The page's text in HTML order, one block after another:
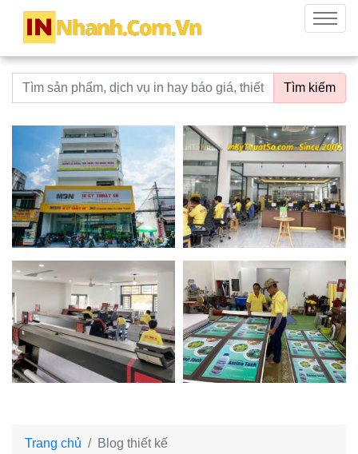
innhanh.com.vn
Menu
Từ khoá tìm kiếm Tìm kiếm
Trang chủ Blog thiết kế